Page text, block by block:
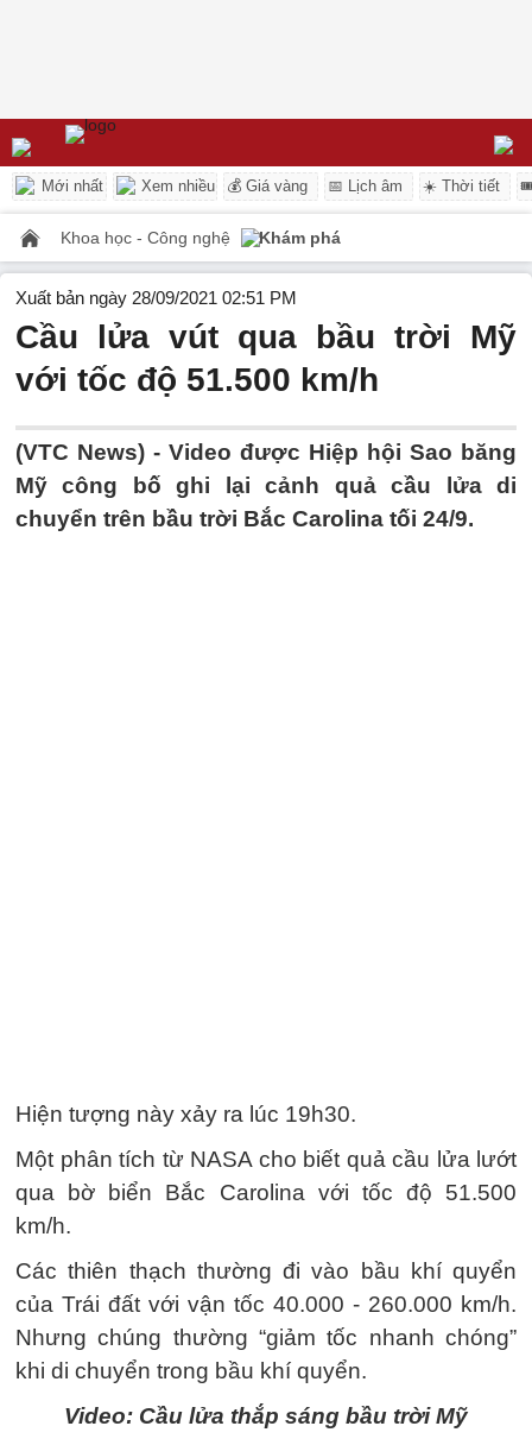
Mới nhất Xem nhiều 💰 Giá vàng 📅 Lịch âm ☀️ Thời tiết
Khoa học - Công nghệ Khám phá
Xuất bản ngày 28/09/2021 02:51 PM
Cầu lửa vút qua bầu trời Mỹ
với tốc độ 51.500 km/h
(VTC News) - Video được Hiệp hội Sao băng
Mỹ công bố ghi lại cảnh quả cầu lửa di
chuyển trên bầu trời Bắc Carolina tối 24/9.
Hiện tượng này xảy ra lúc 19h30.
Một phân tích từ NASA cho biết quả cầu lửa lướt
qua bờ biển Bắc Carolina với tốc độ 51.500
km/h.
Các thiên thạch thường đi vào bầu khí quyển
của Trái đất với vận tốc 40.000 - 260.000 km/h.
Nhưng chúng thường “giảm tốc nhanh chóng”
khi di chuyển trong bầu khí quyển.
Video: Cầu lửa thắp sáng bầu trời Mỹ